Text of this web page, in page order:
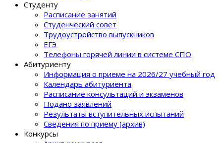
Студенту
Расписание занятий
Студенческий совет
Трудоустройство выпускников
ЕГЭ
Телефоны горячей линии в системе СПО
Абитуриенту
Информация о приеме на 2026/27 учебный год
Календарь абитуриента
Расписание консультаций и экзаменов
Подано заявлений
Результаты вступительных испытаний
Сведения по приему (архив)
Конкурсы